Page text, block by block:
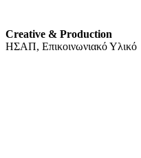
Creative & Production
ΗΣΑΠ, Επικοινωνιακό Υλικό